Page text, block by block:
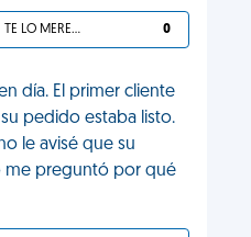
TE LO MERECES 0
día. El primer cliente
pedido estaba listo.
le avisé que su
me preguntó por qué